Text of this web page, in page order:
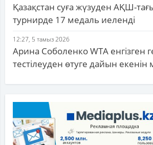
Қазақстан суға жүзуден АҚШ-
турнирде 17 медаль иеленді
12:27, 5 тамыз 2026
Арина Соболенко WTA енгізген
тестілеуден өтуге дайын екенін